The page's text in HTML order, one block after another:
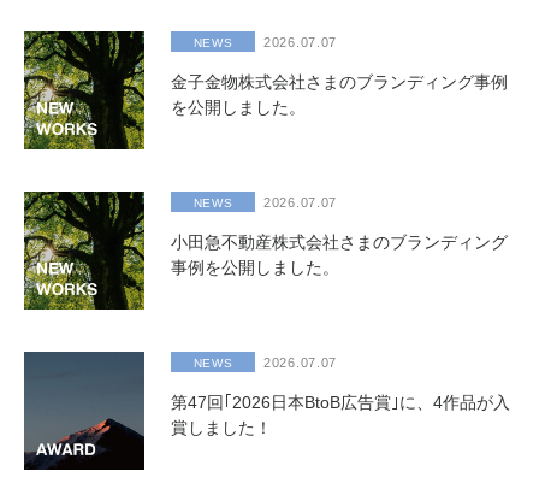
NEWS 2026.07.07
金子金物株式会社さまのブランディング事例
を公開しました。
NEWS 2026.07.07
小田急不動産株式会社さまのブランディング
事例を公開しました。
NEWS 2026.07.07
第47回｢2026日本BtoB広告賞｣に、4作品が入
賞しました！